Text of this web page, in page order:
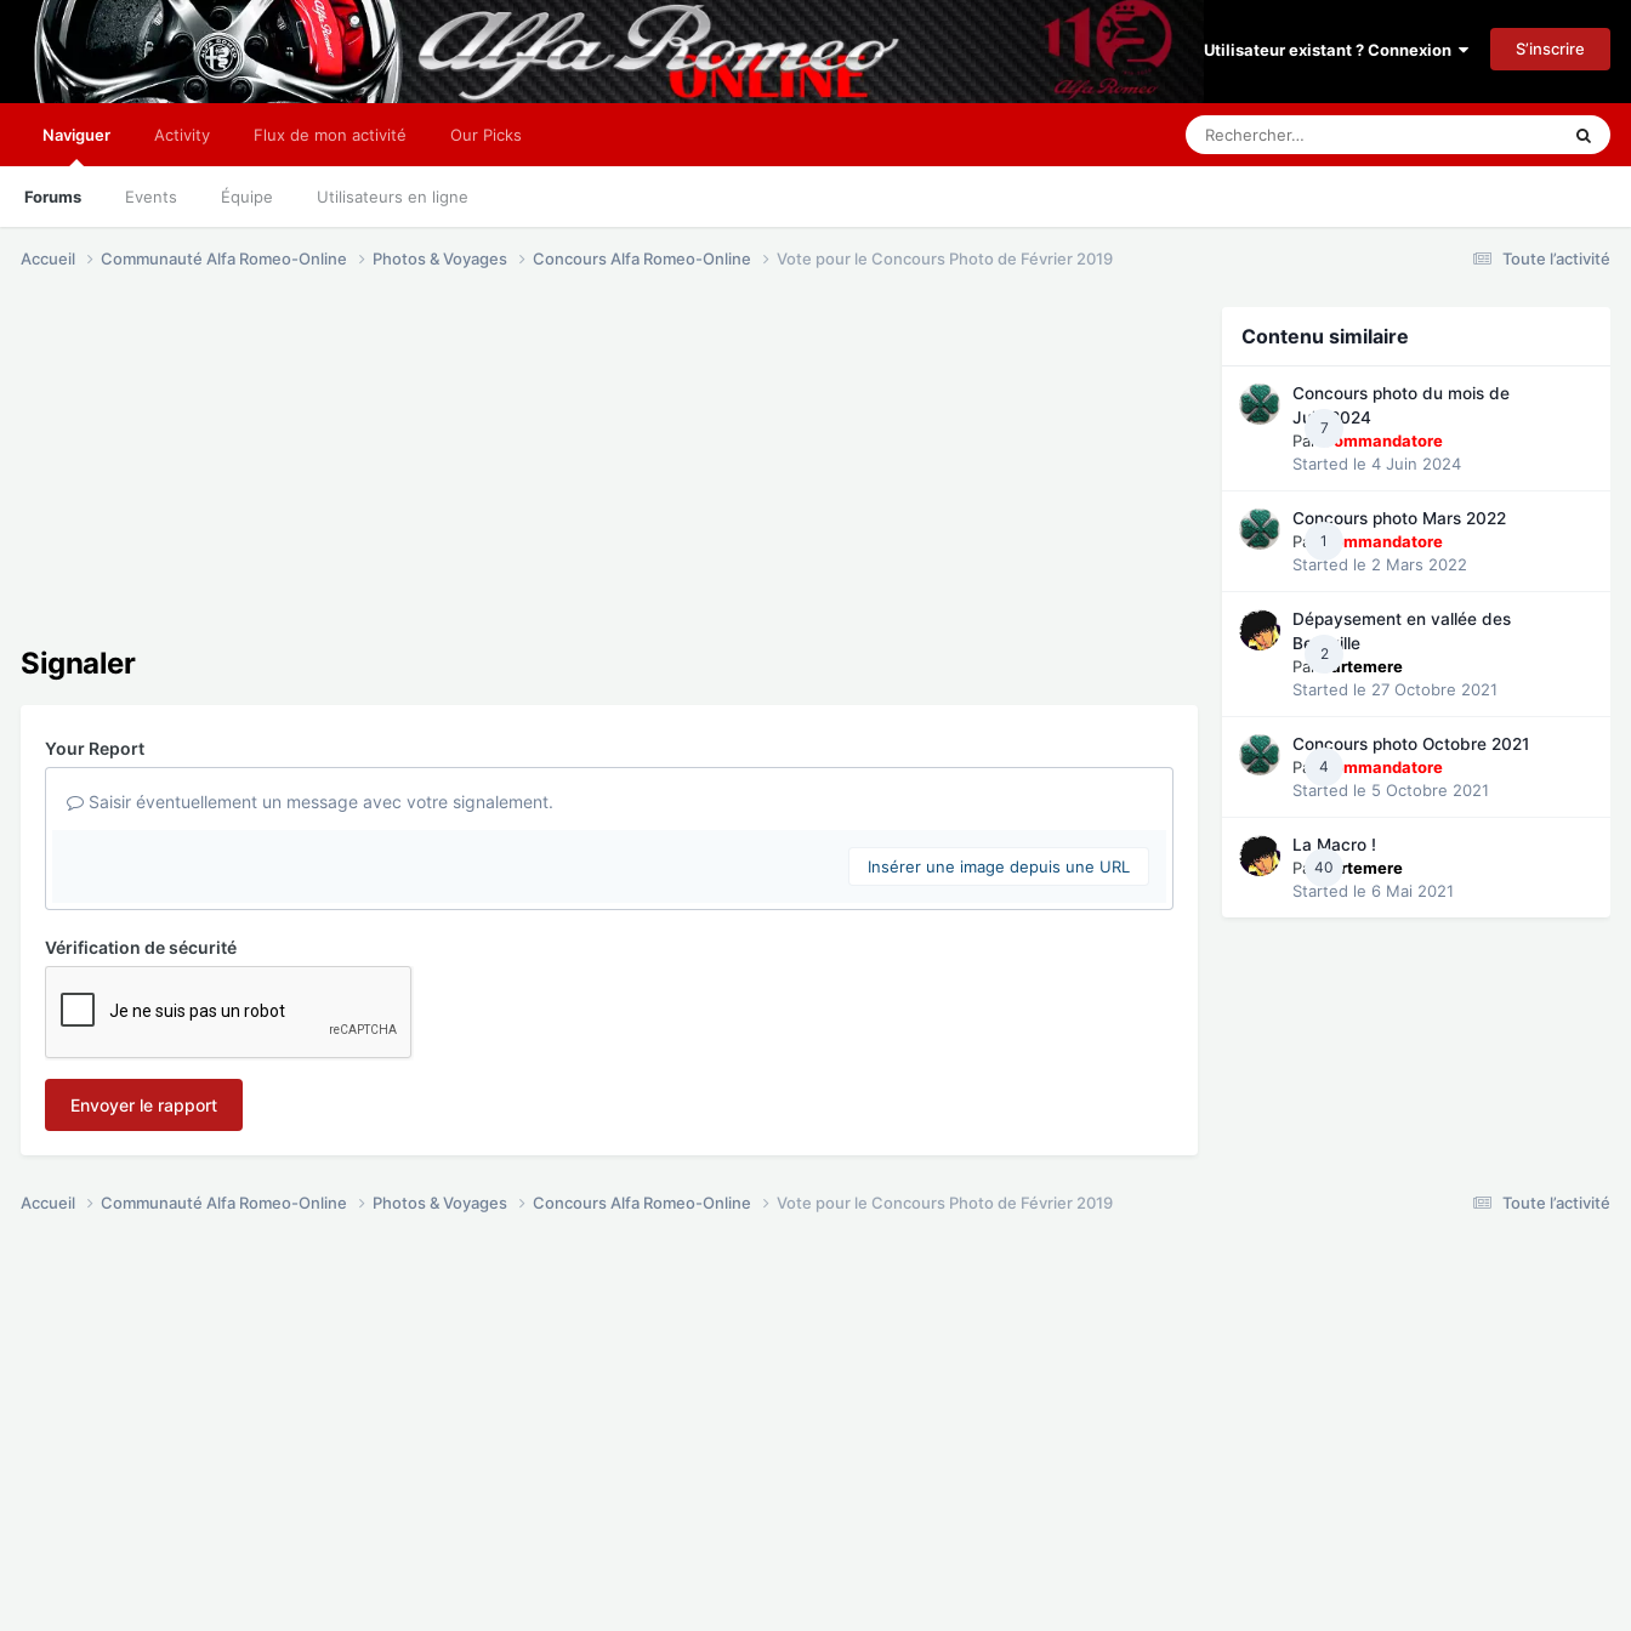
Utilisateur existant ? Connexion S’inscrire
Naviguer
Forums Events Équipe Utilisateurs en ligne
Activity Flux de mon activité Our Picks
Toute l’activité
Accueil Communauté Alfa Romeo-Online Photos & Voyages Concours Alfa Romeo-Online Vote pour le Concours Photo de Février 2019
Signaler
Your Report
Saisir éventuellement un message avec votre signalement.
Insérer une image depuis une URL
Vérification de sécurité
Envoyer le rapport
Contenu similaire
7
Concours photo du mois de
Juin 2024
Par
Commandatore
Started le 4 Juin 2024
1
Concours photo Mars 2022
ParCommandatore
Started le 2 Mars 2022
2
Dépaysement en vallée des
Belleville
Par
cartemere
Started le 27 Octobre 2021
4
Concours photo Octobre 2021
ParCommandatore
Started le 5 Octobre 2021
40
La Macro !
Parcartemere
Started le 6 Mai 2021
Toute l’activité
Accueil Communauté Alfa Romeo-Online Photos & Voyages Concours Alfa Romeo-Online Vote pour le Concours Photo de Février 2019